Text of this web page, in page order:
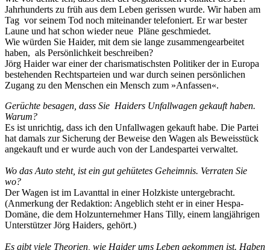
Jahrhunderts zu früh aus dem Leben gerissen wurde. Wir haben am
Tag vor seinem Tod noch miteinander telefoniert. Er war bester
Laune und hat schon wieder neue Pläne geschmiedet.
Wie würden Sie Haider, mit dem sie lange zusammengearbeitet
haben, als Persönlichkeit beschreiben?
Jörg Haider war einer der charismatischsten Politiker der in Europa
bestehenden Rechtsparteien und war durch seinen persönlichen
Zugang zu den Menschen ein Mensch zum »Anfassen«.
Gerüchte besagen, dass Sie Haiders Unfallwagen gekauft haben.
Warum?
Es ist unrichtig, dass ich den Unfallwagen gekauft habe. Die Partei
hat damals zur Sicherung der Beweise den Wagen als Beweisstück
angekauft und er wurde auch von der Landespartei verwaltet.
Wo das Auto steht, ist ein gut gehütetes Geheimnis. Verraten Sie
wo?
Der Wagen ist im Lavanttal in einer Holzkiste untergebracht.
(Anmerkung der Redaktion: Angeblich steht er in einer Hespa-
Domäne, die dem Holzunternehmer Hans Tilly, einem langjährigen
Unterstützer Jörg Haiders, gehört.)
Es gibt viele Theorien, wie Haider ums Leben gekommen ist. Haben